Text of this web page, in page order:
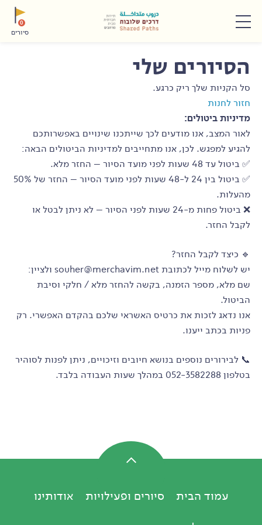
תפריט 0
סיורים
הסיורים שלי
סל הקניות שלך ריק כרגע.
חזור לחנות
מדיניות ביטולים:
לאור המצב, אנו מודעים לכך שייתכנו שינויים באפשרותכם
להגיע למפגש. לכן, אנו מתחייבים למדיניות הביטולים הבאה:
✅ ביטול עד 48 שעות לפני מועד הסיור – החזר מלא.
✅ ביטול בין 24 ל-48 שעות לפני מועד הסיור – החזר של 50%
מהעלות.
❌ ביטול פחות מ-24 שעות לפני הסיור – לא ניתן לבטל או
לקבל החזר.
🔹 כיצד לקבל החזר?
יש לשלוח מייל לכתובת souher@merchavim.net ולציין:
שם מלא, מספר הזמנה, בקשה להחזר מלא / חלקי וסיבת
הביטול.
אנו נדאג לזכות את כרטיס האשראי שלכם בהקדם האפשרי. רק
פניות בכתב ייענו.
📞 לבירורים נוספים בנושא חיובים וזיכויים, ניתן לפנות לסוהיר
בטלפון 052-3582288 במהלך שעות העבודה בלבד.
עמוד הבית סיורים ופעילויות
אודותינו